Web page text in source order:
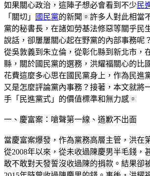
如果關心政治，這陣子想必會看到不少 民
「關切」
國民黨的新聞。許多人對此相當
黨的秘書長，在諸如勞基法修惡等關乎民
說話，卻屢屢關心起在野黨的內部事務呢
從吳敦義到朱立倫，從彰化縣到新北市，
縣，關於國民黨的選務，洪耀福關心的比
花費這麼多心思在國民黨身上，作為民進
又是怎麼評論黨內事務？接著，本文就將
手「民進黨式」的價值標準和無力感。
一、慶富案：嗆聲第一線、道歉不出面
當慶富案爆發，作為黨務高層主管，洪在
從2008年以來，從未收過陳慶男半毛錢，
敢不敢對天發誓沒收過陳的捐款。結果卻